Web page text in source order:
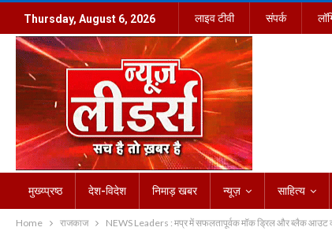
Thursday, August 6, 2026 लाइव टीवी संपर्क
मुख्य्प्रष्ठ देश-विदेश निमाड़ खबर न्यूज़ साहित्य
Home राजकाज NEWS Leaders : मप्र में सफलतापूर्वक मॉक ड्रिल और ब्लैक आउट का